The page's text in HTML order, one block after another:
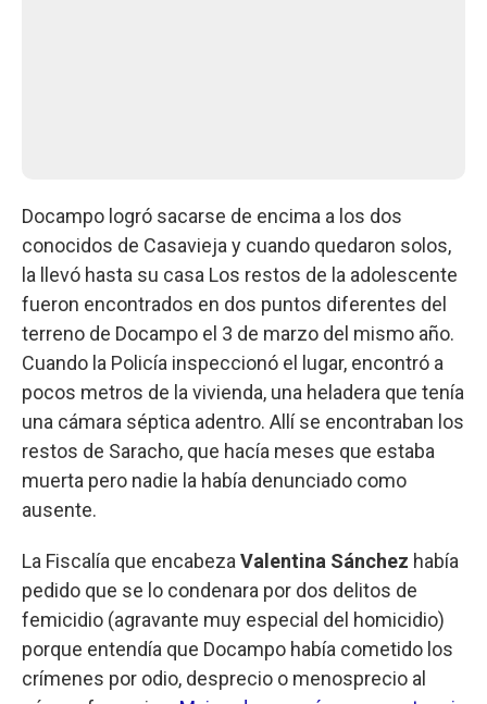
Docampo logró sacarse de encima a los dos
conocidos de Casavieja y cuando quedaron solos,
la llevó hasta su casa Los restos de la adolescente
fueron encontrados en dos puntos diferentes del
terreno de Docampo el 3 de marzo del mismo año.
Cuando la Policía inspeccionó el lugar, encontró a
pocos metros de la vivienda, una heladera que tenía
una cámara séptica adentro. Allí se encontraban los
restos de Saracho, que hacía meses que estaba
muerta pero nadie la había denunciado como
ausente.
La Fiscalía que encabeza Valentina Sánchez había
pedido que se lo condenara por dos delitos de
femicidio (agravante muy especial del homicidio)
porque entendía que Docampo había cometido los
crímenes por odio, desprecio o menosprecio al